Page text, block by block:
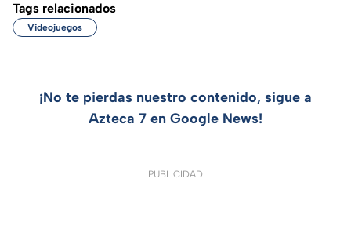
Tags relacionados
Videojuegos
¡No te pierdas nuestro contenido, sigue a
Azteca 7 en Google News!
PUBLICIDAD